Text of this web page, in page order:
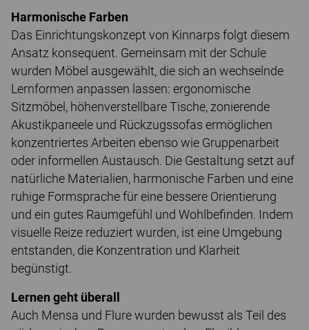
Harmonische Farben
Das Einrichtungskonzept von Kinnarps folgt diesem
Ansatz konsequent. Gemeinsam mit der Schule
wurden Möbel ausgewählt, die sich an wechselnde
Lernformen anpassen lassen: ergonomische
Sitzmöbel, höhenverstellbare Tische, zonierende
Akustikpaneele und Rückzugssofas ermöglichen
konzentriertes Arbeiten ebenso wie Gruppenarbeit
oder informellen Austausch. Die Gestaltung setzt auf
natürliche Materialien, harmonische Farben und eine
ruhige Formsprache für eine bessere Orientierung
und ein gutes Raumgefühl und Wohlbefinden. Indem
visuelle Reize reduziert wurden, ist eine Umgebung
entstanden, die Konzentration und Klarheit
begünstigt.
Lernen geht überall
Auch Mensa und Flure wurden bewusst als Teil des